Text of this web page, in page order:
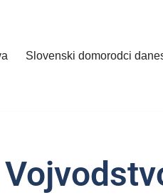
Slovenski domorodci